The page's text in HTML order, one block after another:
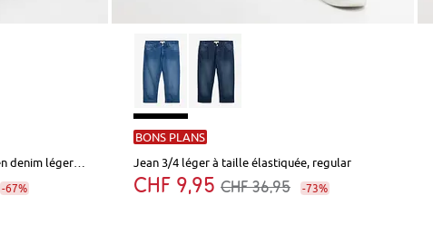
-67%
BONS PLANS
Jean 3/4 léger à taille élastiquée, regular
CHF 9,95 CHF 36,95 -73%